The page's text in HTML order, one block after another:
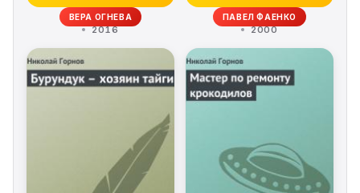
ВЕРА ОГНЕВА
2016
ПАВЕЛ ФАЕНКО
2000